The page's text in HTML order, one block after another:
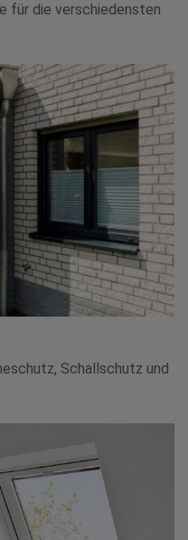
für die verschiedensten
Schallschutz und